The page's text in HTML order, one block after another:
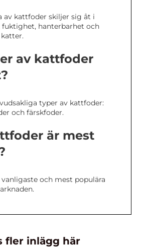
av kattfoder skiljer sig åt i
fuktighet, hanterbarhet och
av kattfoder
typer av kattfoder:
och färskfoder.
är mest
och mest populära
fler inlägg här